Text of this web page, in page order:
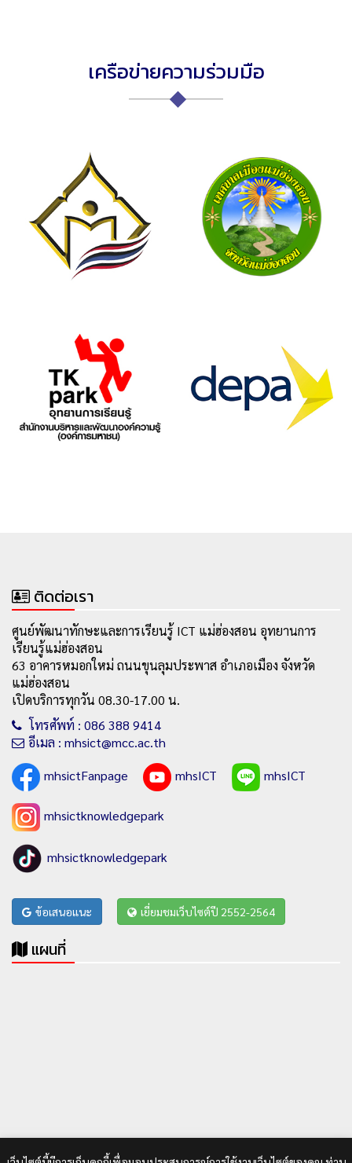
เครือข่ายความร่วมมือ
ติดต่อเรา
ศูนย์พัฒนาทักษะและการเรียนรู้ ICT แม่ฮ่องสอน อุทยานการ
เรียนรู้แม่ฮ่องสอน
63 อาคารหมอกใหม่ ถนนขุนลุมประพาส อำเภอเมือง จังหวัด
แม่ฮ่องสอน
เปิดบริการทุกวัน 08.30-17.00 น.
โทรศัพท์ : 086 388 9414
อีเมล : mhsict@mcc.ac.th
mhsictFanpage
mhsICT mhsICT
mhsictknowledgepark
mhsictknowledgepark
ข้อเสนอแนะ เยี่ยมชมเว็บไซต์ปี 2552-2564
แผนที่